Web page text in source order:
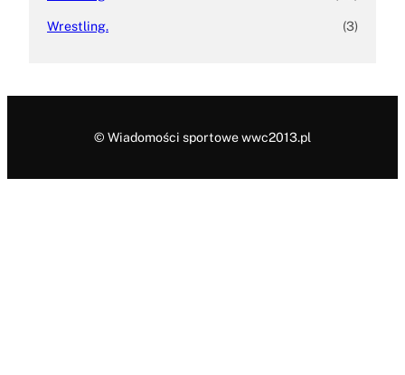
Wrestling. (3)
© Wiadomości sportowe wwc2013.pl